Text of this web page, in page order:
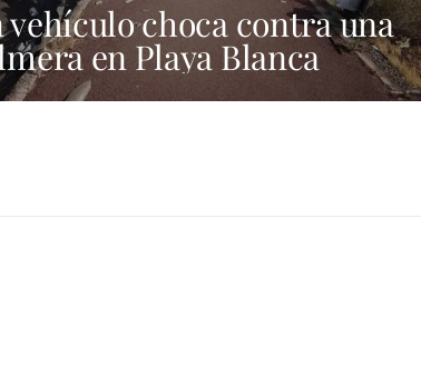
vehículo choca contra una
en Playa Blanca